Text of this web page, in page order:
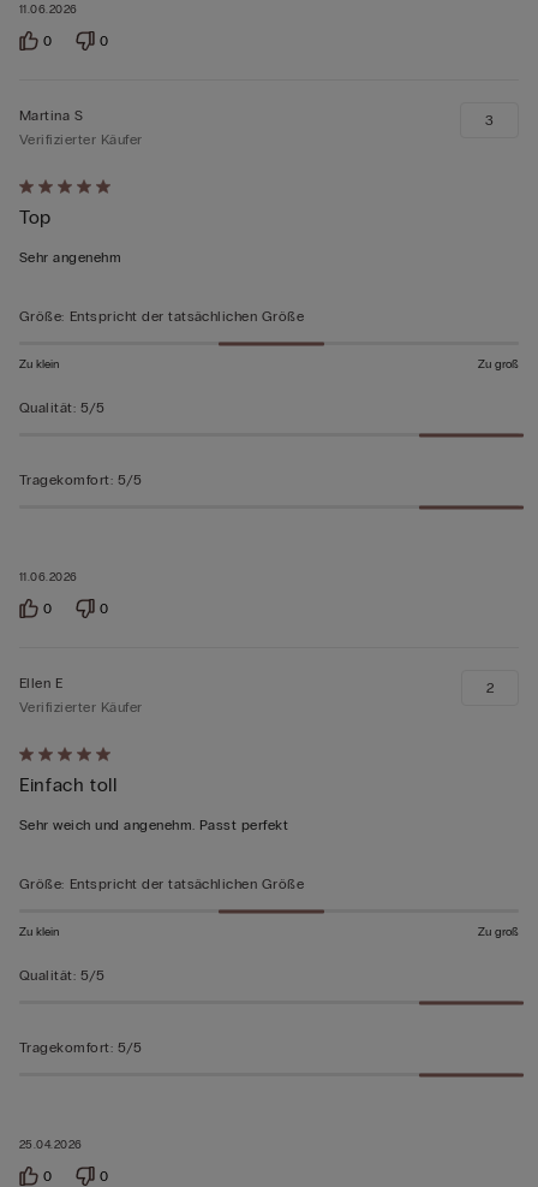
11.06.2026
0 0
Mit
5
von
bewertet
11.06.2026
Martina S
Verifizierter Käufer
Top
Sehr angenehm
3
Größe: Entspricht der tatsächlichen Größe
Zu klein Zu groß
Qualität: 5/5
Tragekomfort: 5/5
0 0
Mit
5
von
bewertet
25.04.2026
Ellen E
Verifizierter Käufer
Einfach toll
Sehr weich und angenehm. Passt perfekt
2
Größe: Entspricht der tatsächlichen Größe
Zu klein Zu groß
Qualität: 5/5
Tragekomfort: 5/5
0 0